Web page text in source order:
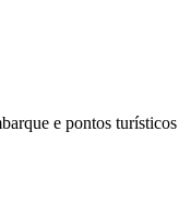
e pontos turísticos